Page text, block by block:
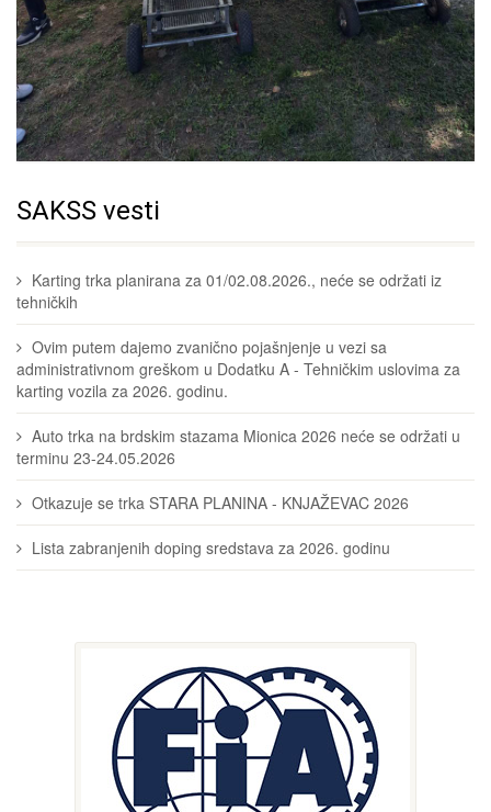
SAKSS vesti
Karting trka planirana za 01/02.08.2026., neće se održati iz
tehničkih
Ovim putem dajemo zvanično pojašnjenje u vezi sa
administrativnom greškom u Dodatku A - Tehničkim uslovima za
karting vozila za 2026. godinu.
Auto trka na brdskim stazama Mionica 2026 neće se održati u
terminu 23-24.05.2026
Otkazuje se trka STARA PLANINA - KNJAŽEVAC 2026
Lista zabranjenih doping sredstava za 2026. godinu